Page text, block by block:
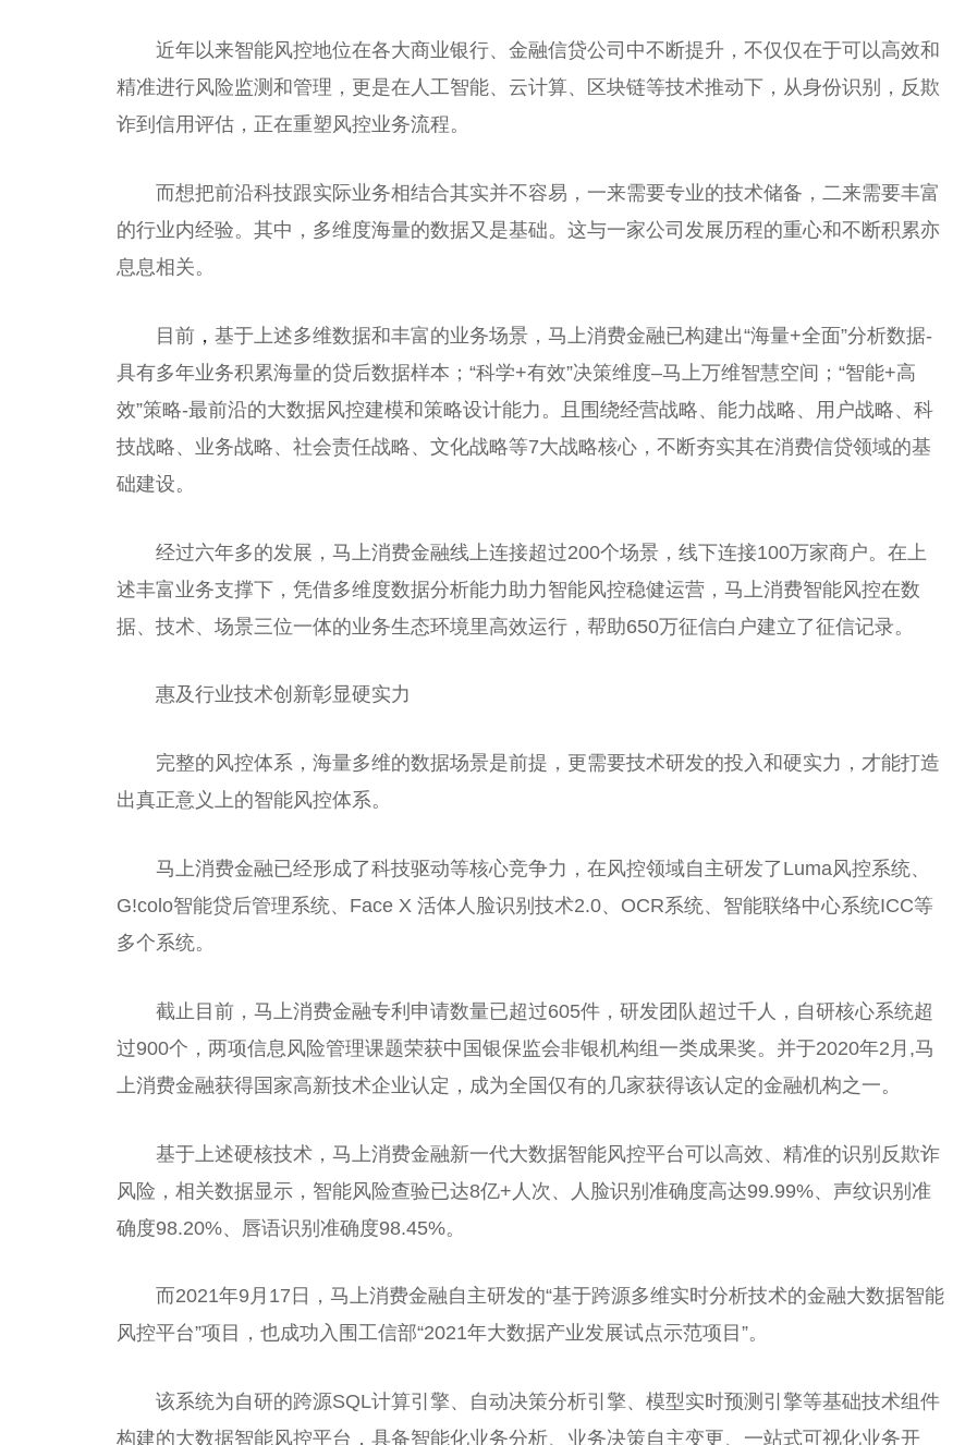
近年以来智能风控地位在各大商业银行、 金融信贷公司中不断提升，不仅仅在于可以高效和
精准进行风险监测和管理，更是在人工智能、云计算、
区块链等技术推动下，从身份识别，反欺
诈到信用评估，正在重塑风控业务流程。
而想把前沿科技跟实际业务相结合其实并不容易，一来需要专业的技术储备，二来需要丰富
的行业内经验。其中，多维度海量的数据又是基础。这与一家公司发展历程的重心和不断积累亦
息息相关。
目前 ， 基于上述多维数据和丰富的业务场景，马上消费金融已构建出“海量+全面”分析数据-
具有多年业务积累海量的贷后数据样本；“科学+有效”决策维度–马上万维智慧空间；“智能+高
效”策略-最前沿的大数据风控建模和策略设计能力。且围绕经营战略、能力战略、用户战略、科
技战略、业务战略、社会责任战略、文化战略等7大战略核心，不断夯实其在消费信贷领域的基
础建设。
经过六年多的发展，马上消费金融线上连接超过200个场景，线下连接100万家商户。在上
述丰富业务支撑下，凭借多维度数据分析能力助力智能风控稳健运营，马上消费智能风控在数
据、技术、场景三位一体的业务生态环境里高效运行，帮助650万征信白户建立了征信记录。
惠及行业技术创新彰显硬实力
完整的风控体系，海量多维的数据场景是前提，更需要技术研发的投入和硬实力，才能打造
出真正意义上的智能风控体系。
马上消费金融已经形成了科技驱动等核心竞争力，在风控领域自主研发了Luma风控系统、
G!colo智能贷后管理系统、Face X 活体人脸识别技术2.0、OCR系统、智能联络中心系统ICC等
多个系统。
截止目前，马上消费金融专利申请数量已超过605件，研发团队超过千人，自研核心系统超
过900个，两项信息风险管理课题荣获中国银保监会非银机构组一类成果奖。并于2020年2月,马
上消费金融获得国家高新技术企业认定，成为全国仅有的几家获得该认定的金融机构之一。
基于上述硬核技术，马上消费金融新一代大数据智能风控平台可以高效、精准的识别反欺诈
风险，相关数据显示，智能风险查验已达8亿+人次、人脸识别准确度高达99.99%、声纹识别准
确度98.20%、唇语识别准确度98.45%。
而2021年9月17日，马上消费金融自主研发的“基于跨源多维实时分析技术的金融大数据智能
风控平台”项目，也成功入围工信部“2021年大数据产业发展试点示范项目”。
该系统为自研的跨源SQL计算引擎、自动决策分析引擎、模型实时预测引擎等基础技术组件
构建的大数据智能风控平台，具备智能化业务分析、业务决策自主变更、一站式可视化业务开